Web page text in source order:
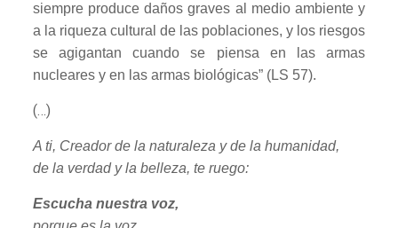
siempre produce daños graves al medio ambiente y
a la riqueza cultural de las poblaciones, y los riesgos
se agigantan cuando se piensa en las armas
nucleares y en las armas biológicas” (LS 57).
(…)
A ti, Creador de la naturaleza y de la humanidad,
de la verdad y la belleza, te ruego:
Escucha nuestra voz,